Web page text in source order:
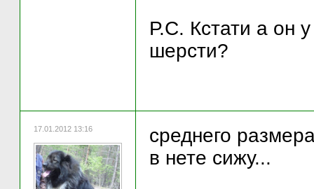
Р.С. Кстати а он
шерсти?
17.01.2012 13:16
среднего
в нете сижу...